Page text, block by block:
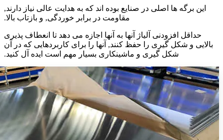
این برگه ها اصلی در صنایع بوده اند که به هدایت عالی نیاز دارند,
مقاومت در برابر خوردگی, و بازتاب بالا.
حداقل افزودنی آلیاژ آنها به آنها اجازه می دهد تا انعطاف پذیری
بالایی و شکل گیری را حفظ کنند, آنها را برای کاربردهایی که در آن
شکل گیری و ماشینکاری بسیار مهم است ایده آل کنید.